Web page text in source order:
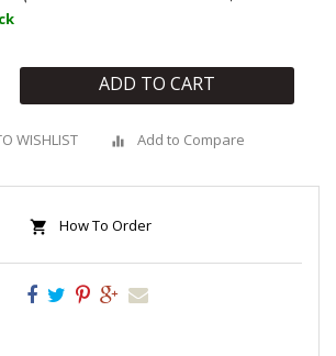
ADD TO CART
WISHLIST Add to Compare
How To Order